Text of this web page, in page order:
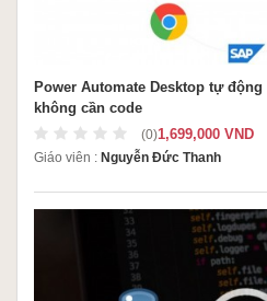
Power Automate Desktop tự
không cần code
(0)1,699,000 VND
Giáo viên : Nguyễn Đức Thanh